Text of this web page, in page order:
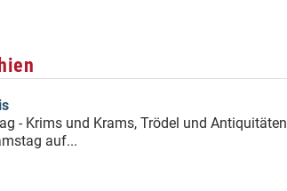
- Krims und Krams, Trödel und Antiquitäten
auf...